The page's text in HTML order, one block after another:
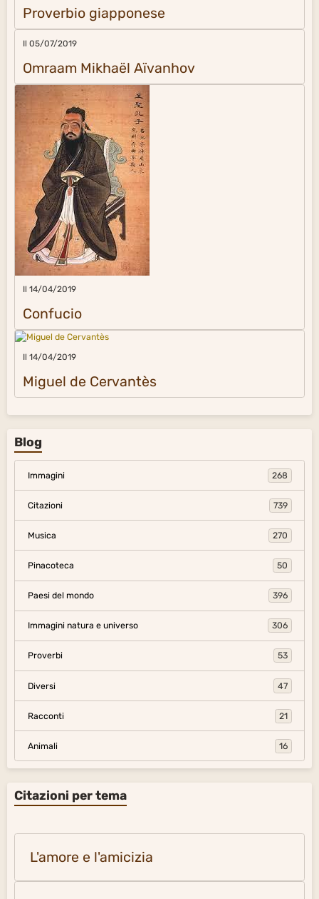
Proverbio giapponese
Il 05/07/2019
Omraam Mikhaël Aïvanhov
Il 14/04/2019
Confucio
Il 14/04/2019
Miguel de Cervantès
Blog
Immagini 268
Citazioni 739
Musica 270
Pinacoteca 50
Paesi del mondo 396
Immagini natura e universo 306
Proverbi 53
Diversi 47
Racconti 21
Animali 16
Citazioni per tema
L'amore e l'amicizia